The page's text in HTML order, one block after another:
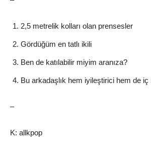
2,5 metrelik kolları olan prensesler
Gördüğüm en tatlı ikili
Ben de katılabilir miyim aranıza?
Bu arkadaşlık hem iyileştirici hem de iç
–
K: allkpop